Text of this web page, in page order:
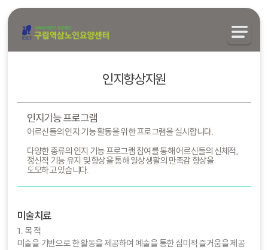
인지향상지원
인지기능 프로그램
어르신들의 인지 기능 활동을 위한 프로그램을 실시합니다.
다양한 종류의 인지 기능 프로그램 참여를 통해 어르신들의 신체적,
정신적 기능 유지 및 향상을 통해 일상생활의 만족감 향상을
도모하고 있습니다.
미술치료
1. 목 적
미술을 기반으로 한 활동을 제공하여 예술을 통한 심미적 즐거움을 제공